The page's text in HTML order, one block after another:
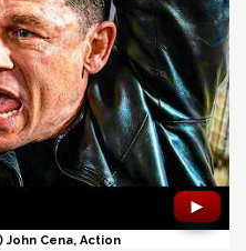
►
John Cena, Action